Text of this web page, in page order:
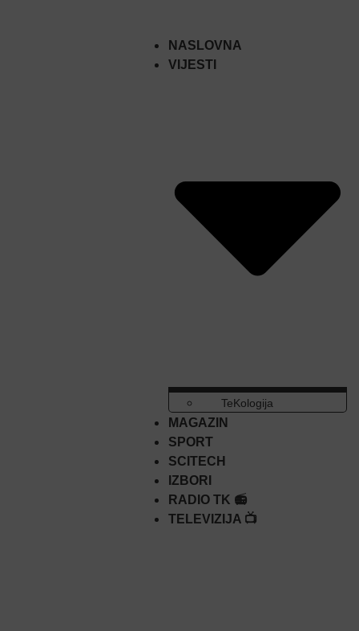
NASLOVNA
VIJESTI
TeKologija
MAGAZIN
SPORT
SCITECH
IZBORI
RADIO TK 📻
TELEVIZIJA 📺